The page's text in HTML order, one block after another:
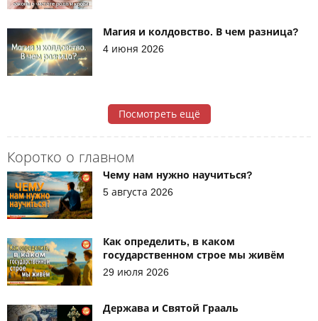
Коротко о главном
Чему нам нужно научиться?
5 августа 2026
Как определить, в каком
государственном строе мы живём
29 июля 2026
Держава и Святой Грааль
Магия и колдовство. В чем разница?
4 июня 2026
Посмотреть ещё